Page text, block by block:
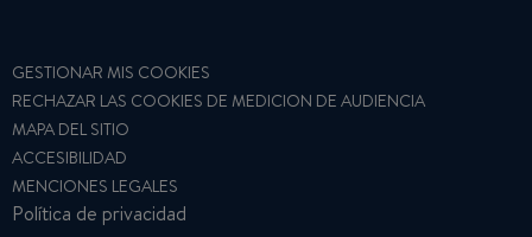
GESTIONAR MIS COOKIES
RECHAZAR LAS COOKIES DE MEDICION DE AUDIENCIA
MAPA DEL SITIO
ACCESIBILIDAD
MENCIONES LEGALES
Política de privacidad